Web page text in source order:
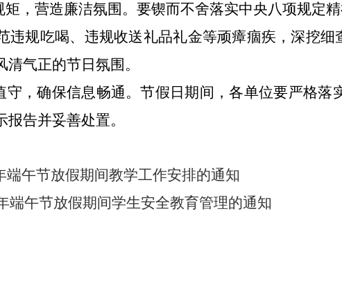
矩，营造廉洁氛围。 要锲而不舍落实中央八项规定
违规吃喝、违规收送礼品礼金等顽瘴痼疾，深挖
气正的节日氛围。
守，确保信息畅通。节假日期间，各单位要严格落
告并妥善处置。
端午节放假期间教学工作安排的通知
端午节放假期间学生安全教育管理的通知